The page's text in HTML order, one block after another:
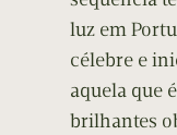
luz em
célebre e
aquela que
brilhantes